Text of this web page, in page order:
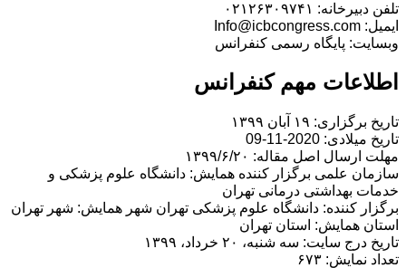
تلفن دبیرخانه: ۰۲۱۲۶۳۰۹۷۴۱
ایمیل: Info@icbcongress.com
وبسایت: پایگاه رسمی کنفرانس
اطلاعات مهم کنفرانس
تاریخ برگزاری: ۱۹ آبان ۱۳۹۹
تاریخ میلادی: 2020-11-09
مهلت ارسال اصل مقاله: ۱۳۹۹/۶/۲۰
سازمان علمی برگزار کننده همایش: دانشگاه علوم پزشکی و
خدمات بهداشتی درمانی تهران
برگزار کننده: دانشگاه علوم پزشکی تهران شهر همایش: شهر تهران
استان همایش: استان تهران
تاریخ درج سایت: سه شنبه، ۲۰ خرداد، ۱۳۹۹
تعداد نمایش: ۶۷۳